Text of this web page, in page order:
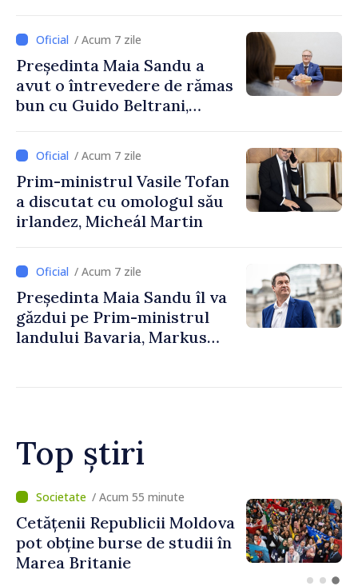
/ Acum 7 zile
Președinta Maia Sandu a
avut o întrevedere de rămas
bun cu Guido Beltrani,
Cooperare al Elveției în
Republica Moldova
/ Acum 7 zile
Prim-ministrul Vasile Tofan
a discutat cu omologul său
irlandez, Micheál Martin
/ Acum 7 zile
Președinta Maia Sandu îl va
găzdui pe Prim-ministrul
landului Bavaria, Markus
Top știri
/ Acum 29 minute
Speakerul Igor Grosu, la
Forumul Diasporei:
„Republica Moldova